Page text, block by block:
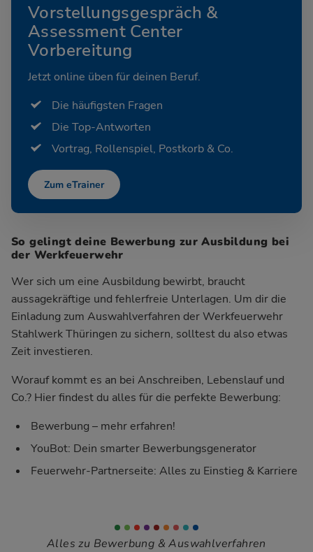
Vorstellungsgespräch &
Assessment Center
Vorbereitung
Jetzt online üben für deinen Beruf.
Die häufigsten Fragen
Die Top-Antworten
Vortrag, Rollenspiel, Postkorb & Co.
Zum eTrainer
So gelingt deine Bewerbung zur Ausbildung bei
der Werkfeuerwehr
Wer sich um eine Ausbildung bewirbt, braucht
aussagekräftige und fehlerfreie Unterlagen. Um dir die
Einladung zum Auswahlverfahren der Werkfeuerwehr
Stahlwerk Thüringen zu sichern, solltest du also etwas
Zeit investieren.
Worauf kommt es an bei Anschreiben, Lebenslauf und
Co.? Hier findest du alles für die perfekte Bewerbung:
Bewerbung – mehr erfahren!
YouBot: Dein smarter Bewerbungsgenerator
Feuerwehr-Partnerseite: Alles zu Einstieg & Karriere
Alles zu Bewerbung & Auswahlverfahren